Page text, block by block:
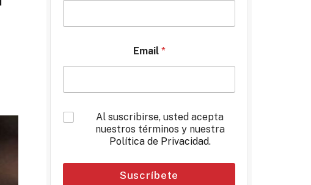
Email *
*
Al suscribirse, usted acepta
nuestros términos y nuestra
Política de Privacidad.
Suscríbete